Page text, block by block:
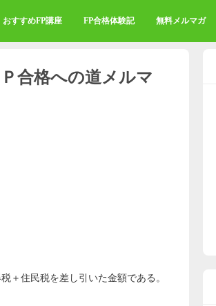
おすすめFP講座 FP合格体験記 無料メルマガ
合格への道メルマ
＋住民税を差し引いた金額である。